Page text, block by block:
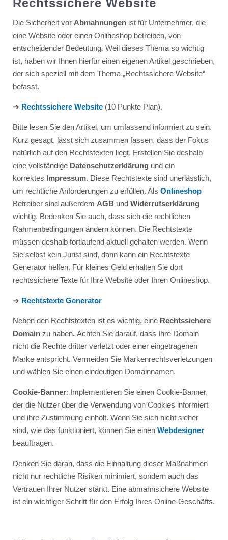
Die Sicherheit vor Abmahnungenist für Unternehmer, die
eine Website oder einen Onlineshop betreiben, von
entscheidender Bedeutung. Weil dieses Thema so wichtig
ist, haben wir Ihnen hierfür einen eigenen Artikel geschrieben,
der sich speziell mit dem Thema „Rechtssichere Website“
befasst.
➔ Rechtssichere Website(10 Punkte Plan).
Bitte lesen Sie den Artikel, um umfassend informiert zu sein.
Kurz gesagt, lässt sich zusammen fassen, dass der Fokus
natürlich auf den Rechtstexten liegt. Erstellen Sie deshalb
eine vollständige Datenschutzerklärungund ein
korrektes Impressum. Diese Rechtstexte sind unerlässlich,
um rechtliche Anforderungen zu erfüllen. Als Onlineshop
Betreiber sind außerdem AGB und Widerrufserklärung
wichtig. Bedenken Sie auch, dass sich die rechtlichen
Rahmenbedingungen ändern können. Die Rechtstexte
müssen deshalb fortlaufend aktuell gehalten werden. Wenn
Sie selbst kein Jurist sind, dann kann ein Rechtstexte
Generator helfen. Für kleines Geld erhalten Sie dort
rechtssichere Texte für Ihre Website oder Ihren Onlineshop.
➔ Rechtstexte Generator
Neben den Rechtstexten ist es wichtig, eine Rechtssichere
Domainzu haben.Achten Sie darauf, dass Ihre Domain
nicht die Rechte dritter verletzt oder einer eingetragenen
Marke entspricht. Vermeiden Sie Markenrechtsverletzungen
und wählen Sie einen eindeutigen Domainnamen.
Cookie-Banner: Implementieren Sie einen Cookie-Banner,
der die Nutzer über die Verwendung von Cookies informiert
und ihre Zustimmung einholt. Wenn Sie sich nicht sicher
sind, wie das funktioniert, können Sie einen Webdesigner
beauftragen.
Denken Sie daran, dass die Einhaltung dieser Maßnahmen
nicht nur rechtliche Risiken minimiert, sondern auch das
Vertrauen Ihrer Nutzer stärkt. Eine abmahnsichere Website
ist ein wichtiger Schritt für den Erfolg Ihres Online-Geschäfts.